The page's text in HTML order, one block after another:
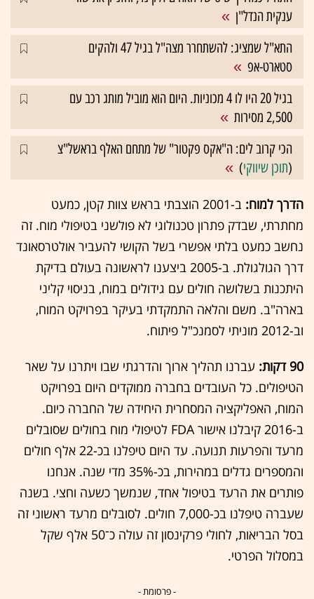
ענקית הנדל"ן
התא"ל שמציג: להשתחרר מצה"ל בגיל 47 ולהקים
סטארט-אפ
בגיל 20 היו לו 4 מכוניות. היום הוא מוביל מותג רכב עם
2,500 מסירות
הכי קרוב לים: ה"אקס פקטור" של מתחם האלף בראשל"צ
(תוכן שיווקי)
הדרך למוח:
ב-2001 הוצבתי בראש צוות קטן, כמעט
מחתרתי, שבדק פתרון טכנולוגי לא פולשני בטיפולי מוח. זה
נחשב כמעט בלתי אפשרי בשל הקושי להעביר אולטרסאונד
דרך הגולגולת. ב-2005 ביצענו לראשונה בעולם בדיקת
היתכנות בשלושה חולים עם גידולים במוח, בניסוי קליני
בארה"ב. משם והלאה התמקדתי בעיקר בפרויקט המוח,
וב-2012 מוניתי לסמנכ"ל פיתוח.
90 דקות:
עברנו תהליך ארוך והדרגתי שבו ויתרנו על שאר
הטיפולים. כל העובדים בחברה ממוקדים היום בפרויקט
המוח, האפליקציה המסחרית היחידה של החברה כיום.
ב-2016 קיבלנו אישור FDA לטיפולי מוח בחולים שסובלים
מרעד והפרעות תנועה. עד היום טיפלנו בכ-22 אלף חולים
והמספרים גדלים במהירות, בכ-35% מדי שנה. אנחנו
פותרים את הרעד בטיפול אחד, שנמשך כשעה וחצי. בשנה
שעברה טיפלנו בכ-7,000 חולים. לסובלים מרעד ראשוני זה
בסל הבריאות, לחולי פרקינסון זה עולה כ־50 אלף שקל
במסלול הפרטי.
- פרסומת -